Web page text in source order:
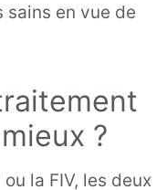
sains en vue de
?
la FIV, les deux